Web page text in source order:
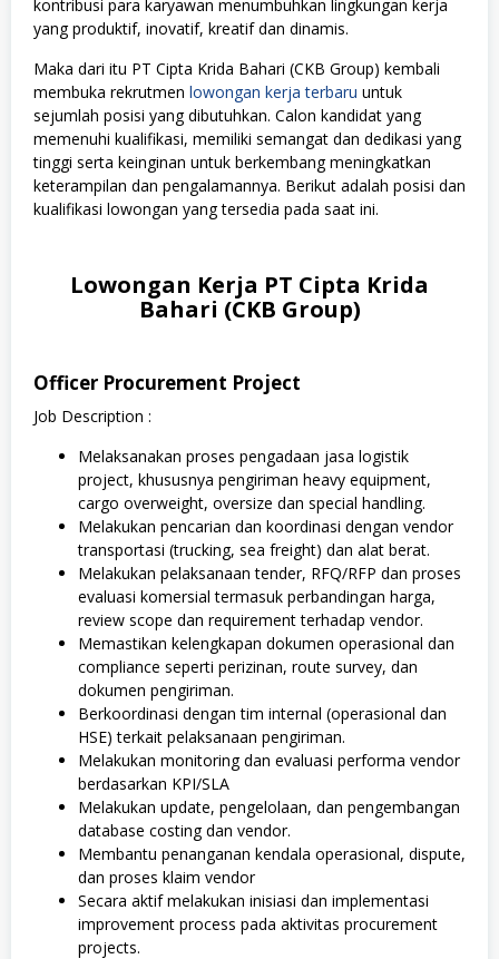
kontribusi para karyawan menumbuhkan lingkungan kerja
yang produktif, inovatif, kreatif dan dinamis.
Maka dari itu PT Cipta Krida Bahari (CKB Group) kembali
membuka rekrutmen lowongan kerja terbaru untuk
sejumlah posisi yang dibutuhkan. Calon kandidat yang
memenuhi kualifikasi, memiliki semangat dan dedikasi yang
tinggi serta keinginan untuk berkembang meningkatkan
keterampilan dan pengalamannya. Berikut adalah posisi dan
kualifikasi lowongan yang tersedia pada saat ini.
Lowongan Kerja PT Cipta Krida
Bahari (CKB Group)
Officer Procurement Project
Job Description :
Melaksanakan proses pengadaan jasa logistik
project, khususnya pengiriman heavy equipment,
cargo overweight, oversize dan special handling.
Melakukan pencarian dan koordinasi dengan vendor
transportasi (trucking, sea freight) dan alat berat.
Melakukan pelaksanaan tender, RFQ/RFP dan proses
evaluasi komersial termasuk perbandingan harga,
review scope dan requirement terhadap vendor.
Memastikan kelengkapan dokumen operasional dan
compliance seperti perizinan, route survey, dan
dokumen pengiriman.
Berkoordinasi dengan tim internal (operasional dan
HSE) terkait pelaksanaan pengiriman.
Melakukan monitoring dan evaluasi performa vendor
berdasarkan KPI/SLA
Melakukan update, pengelolaan, dan pengembangan
database costing dan vendor.
Membantu penanganan kendala operasional, dispute,
dan proses klaim vendor
Secara aktif melakukan inisiasi dan implementasi
improvement process pada aktivitas procurement
projects.